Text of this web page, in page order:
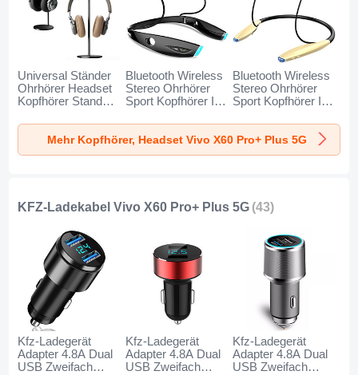
Universal Ständer
Ohrhörer Headset
Kopfhörer Stand
Pro+ Plus 5G
Schwarz
Bluetooth Wireless
Stereo Ohrhörer
Sport Kopfhörer In
für Vivo X60 Pro+
Plus 5G Schwarz
Bluetooth Wireless
Stereo Ohrhörer
Sport Kopfhörer In
für Vivo X60 Pro+
Plus 5G Gold
Mehr Kopfhörer, Headset Vivo X60 Pro+ Plus 5G
KFZ-Ladekabel Vivo X60 Pro+ Plus 5G (43)
Kfz-Ladegerät
Adapter 4.8A Dual
USB Zweifach
Kfz-Ladegerät
Adapter 4.8A Dual
USB Zweifach
Kfz-Ladegerät
Adapter 4.8A Dual
USB Zweifach